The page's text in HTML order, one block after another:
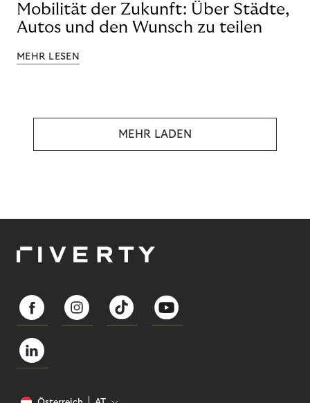
Mobilität der Zukunft: Über Städte,
Autos und den Wunsch zu teilen
MEHR LESEN
MEHR LADEN